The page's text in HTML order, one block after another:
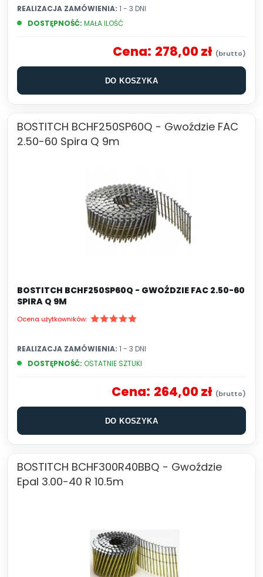
DOSTĘPNOŚĆ: MAŁA ILOŚĆ
REALIZACJA ZAMÓWIENIA: 1 - 3 DNI
Cena: 278,00 zł
DO KOSZYKA
BOSTITCH BCHF250SP60Q - Gwoździe FAC
2.50-60 Spira Q 9m
BOSTITCH BCHF250SP60Q - GWOŹDZIE FAC 2.50-60
SPIRA Q 9M
Ocena użytkowników:
DOSTĘPNOŚĆ: OSTATNIE SZTUKI
REALIZACJA ZAMÓWIENIA: 1 - 3 DNI
Cena: 264,00 zł
DO KOSZYKA
BOSTITCH BCHF300R40BBQ - Gwoździe
Epal 3.00-40 R 10.5m